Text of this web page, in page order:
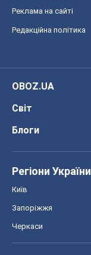
Реклама на сайті
Редакційна політика
OBOZ.UA
Світ
Блоги
Регіони України
Київ
Запоріжжя
Черкаси